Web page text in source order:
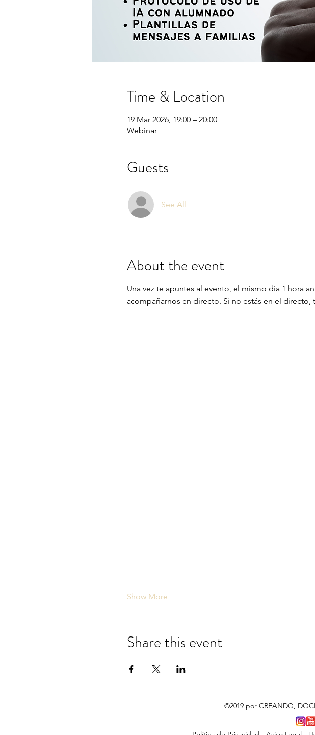
Time & Location
19 Mar 2026, 19:00 – 20:00
Webinar
Guests
See All
About the event
Una vez te apuntes al evento, el mismo día 1 hora
acompañarnos en directo. Si no estás en el
Show More
Share this event
©2019 por CREANDO,